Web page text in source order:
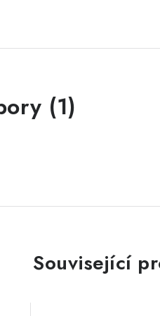
(1)
Související